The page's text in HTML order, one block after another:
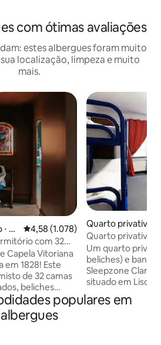
com ótimas avaliações
estes albergues foram muito
localização, limpeza e muito
mais.
D
4,58 de uma avaliação média de
4,58 (1.078)
com 32
Capela Vitoriana
1828! Este
de 32 camas
beliches
fixo - evitar),
ventilador e
Quarto privativo ⋅
re
Quarto privativo
Sleepzone Clare
Um quarto
beliches) e
Sleepzone Clare
situado em
Penhascos de
populares em
albergues